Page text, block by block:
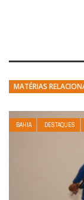
MATÉRIAS
BAHIA DESTAQUES